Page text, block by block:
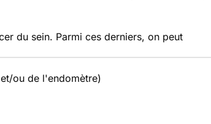
du sein. Parmi ces derniers, on peut
ou de l'endomètre)